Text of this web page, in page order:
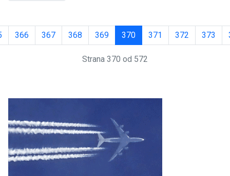
366 367 368 369 370 371 372 373
Strana 370 od 572